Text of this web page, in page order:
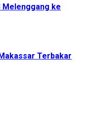
Melenggang ke
Terbakar